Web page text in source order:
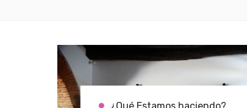
¿Qué Estamos haciendo?